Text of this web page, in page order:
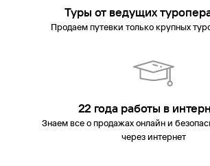
Туры от ведущих
Продаем путевки только крупных
22 года работы в
Знаем все о продажах онлайн и
через интернет